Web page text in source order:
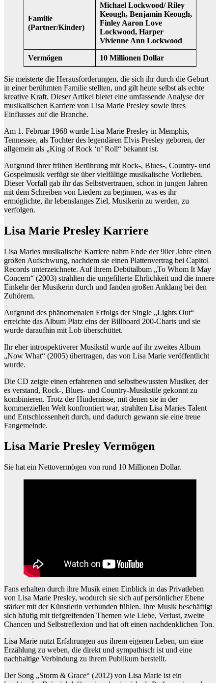
Familie
(Partner/Kinder)
Michael Lockwood/ Riley
Keough, Benjamin Keough,
Finley Aaron Love
Lockwood, Harper
Vivienne Ann Lockwood
Vermögen 10 Millionen Dollar
Sie meisterte die Herausforderungen, die sich ihr durch die Geburt
in einer berühmten Familie stellten, und gilt heute selbst als echte
kreative Kraft. Dieser Artikel bietet eine umfassende Analyse der
musikalischen Karriere von Lisa Marie Presley sowie ihres
Einflusses auf die Branche.
Am 1. Februar 1968 wurde Lisa Marie Presley in Memphis,
Tennessee, als Tochter des legendären Elvis Presley geboren, der
allgemein als „King of Rock ‘n’ Roll“ bekannt ist.
Aufgrund ihrer frühen Berührung mit Rock-, Blues-, Country- und
Gospelmusik verfügt sie über vielfältige musikalische Vorlieben.
Dieser Vorfall gab ihr das Selbstvertrauen, schon in jungen Jahren
mit dem Schreiben von Liedern zu beginnen, was es ihr
ermöglichte, ihr lebenslanges Ziel, Musikerin zu werden, zu
verfolgen.
Lisa Marie Presley Karriere
Lisa Maries musikalische Karriere nahm Ende der 90er Jahre einen
großen Aufschwung, nachdem sie einen Plattenvertrag bei Capitol
Records unterzeichnete. Auf ihrem Debütalbum „To Whom It May
Concern“ (2003) strahlten die ungefilterte Ehrlichkeit und die innere
Einkehr der Musikerin durch und fanden großen Anklang bei den
Zuhörern.
Aufgrund des phänomenalen Erfolgs der Single „Lights Out“
erreichte das Album Platz eins der Billboard 200-Charts und sie
wurde daraufhin mit Lob überschüttet.
Ihr eher introspektiverer Musikstil wurde auf ihr zweites Album
„Now What“ (2005) übertragen, das von Lisa Marie veröffentlicht
wurde.
Die CD zeigte einen erfahrenen und selbstbewussten Musiker, der
es verstand, Rock-, Blues- und Country-Musikstile gekonnt zu
kombinieren. Trotz der Hindernisse, mit denen sie in der
kommerziellen Welt konfrontiert war, strahlten Lisa Maries Talent
und Entschlossenheit durch, und dadurch gewann sie eine treue
Fangemeinde.
Lisa Marie Presley Vermögen
Sie hat ein Nettovermögen von rund 10 Millionen Dollar.
Fans erhalten durch ihre Musik einen Einblick in das Privatleben
von Lisa Marie Presley, wodurch sie sich auf persönlicher Ebene
stärker mit der Künstlerin verbunden fühlen. Ihre Musik beschäftigt
sich häufig mit tiefgreifenden Themen wie Liebe, Verlust, zweite
Chancen und Selbstreflexion und hat oft einen nachdenklichen Ton.
Lisa Marie nutzt Erfahrungen aus ihrem eigenen Leben, um eine
Erzählung zu weben, die direkt und sympathisch ist und eine
nachhaltige Verbindung zu ihrem Publikum herstellt.
Der Song „Storm & Grace“ (2012) von Lisa Marie ist ein